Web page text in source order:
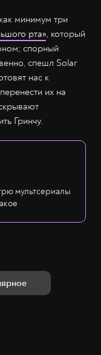
минимум три
рта», который
спорный
спешл Solar
нас к
их на
Гринчу.
мультсериалы